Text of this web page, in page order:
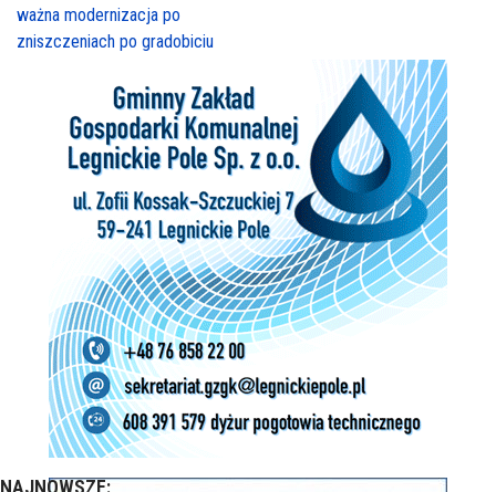
ważna modernizacja po
zniszczeniach po gradobiciu
NAJNOWSZE: